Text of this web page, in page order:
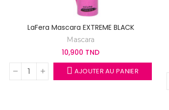
LaFera Mascara EXTREME BLACK
Mascara
10,900 TND
AJOUTER AU PANIER